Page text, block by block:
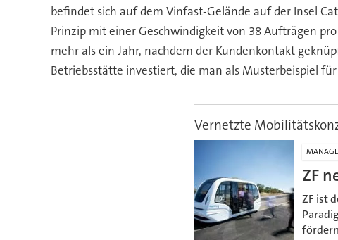
befindet sich auf dem Vinfast-Gelände auf der Insel
Prinzip mit einer Geschwindigkeit von 38 Aufträgen
mehr als ein Jahr, nachdem der Kundenkontakt
Betriebsstätte investiert, die man als Musterbeispiel
Vernetzte
ZF
ZF ist